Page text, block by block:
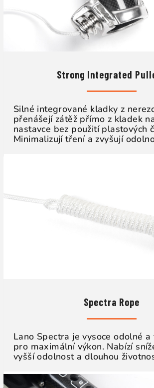
Strong Integrated
Silné integrované kladky z
přenášejí zátěž přímo z kladek
nastavce bez použití plastových
Minimalizují tření a zvyšují
Spectra Rope
Lano Spectra je vysoce odolné a
pro maximální výkon. Nabízí
vyšší odolnost a dlouhou